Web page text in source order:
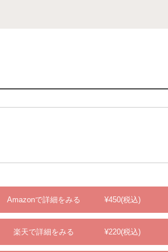
Amazonで詳細をみる ¥450(税込)
楽天で詳細をみる ¥220(税込)